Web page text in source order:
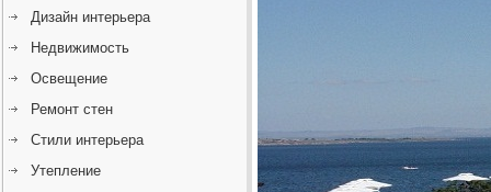
Дизайн интерьера
Недвижимость
Освещение
Ремонт стен
Стили интерьера
Утепление